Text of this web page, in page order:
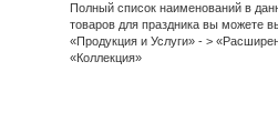
Полный список наименований в
товаров для праздника вы можете
«Продукция и Услуги» - >
«Коллекция»